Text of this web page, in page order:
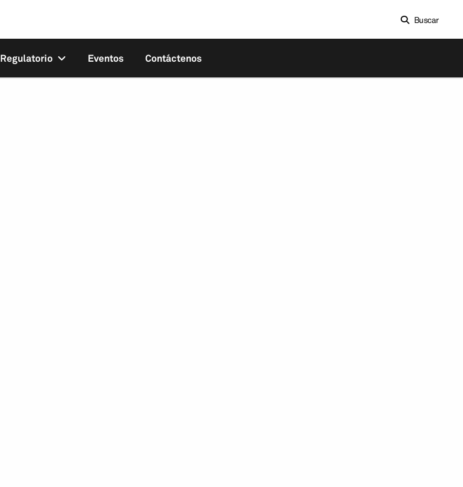
Buscar
Regulatorio Eventos Contáctenos